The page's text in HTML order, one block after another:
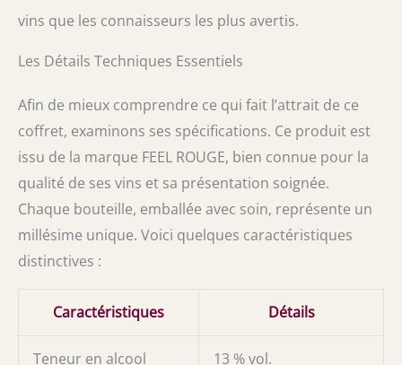
vins que les connaisseurs les plus avertis.
Les Détails Techniques Essentiels
Afin de mieux comprendre ce qui fait l’attrait de ce
coffret, examinons ses spécifications. Ce produit est
issu de la marque FEEL ROUGE, bien connue pour la
qualité de ses vins et sa présentation soignée.
Chaque bouteille, emballée avec soin, représente un
millésime unique. Voici quelques caractéristiques
distinctives :
Caractéristiques Détails
Teneur en alcool 13 % vol.